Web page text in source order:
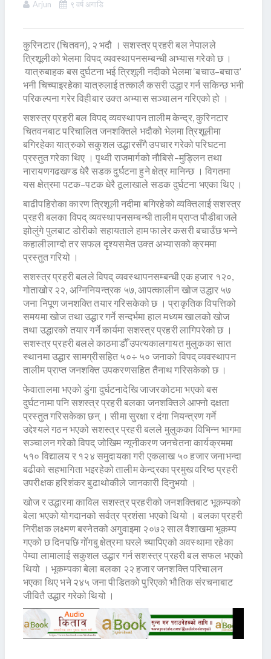
Arjun ९ वर्ष अगाडि
कुरिनटार (चितवन), २ भदौ । सशस्त्र प्रहरी बल नेपालले
त्रिशूलीको भेलमा विपद् व्यवस्थापनसम्बन्धी अभ्यास गरेको छ ।
यात्रुबाहक बस दुर्घटना भई त्रिशूली नदीको भेलमा ‘बचाउ–बचाउ’
भनी चिच्याइरहेका यात्रुलाई तत्कालै कसरी उद्धार गर्न सकिन्छ भनी
परिकल्पना गरेर विहीबार उक्त अभ्यास सञ्चालन गरिएको हो ।
सशस्त्र प्रहरी बल विपद् व्यवस्थापन तालीम केन्द्र, कुरिनटार
चितवनबाट परिचालित जनशक्तिले भदौको भेलमा त्रिशूलीमा
बगिरहेका यात्रुको सकुशल उद्धारसँगै उपचार गरेको परिघटना
प्रस्तुत गरेका थिए । पृथ्वी राजमार्गको नौबिसे–मुङ्लिन तथा
नारायणगढखण्ड धेरै सडक दुर्घटना हुने क्षेत्र मानिन्छ । विगतमा
यस क्षेत्रमा पटक–पटक धेरै ठूलाखाले सडक दुर्घटना भएका थिए ।
बाढीपहिरोका कारण त्रिशूली नदीमा बगिरहेको व्यक्तिलाई सशस्त्र
प्रहरी बलका विपद् व्यवस्थापनसम्बन्धी तालीम प्राप्त पौडीबाजले
झोलुंगे पुलबाट डोरीको सहायताले हाम फालेर कसरी बचाउँछ भन्ने
कहालीलाग्दो तर सफल दृश्यसमेत उक्त अभ्यासको क्रममा
प्रस्तुत गरियो ।
सशस्त्र प्रहरी बलले विपद् व्यवस्थापनसम्बन्धी एक हजार १२०,
गोताखोर २२, अग्निनियन्त्रक ५७, आपत्कालीन खोज उद्धार ५७
जना निपूण जनशक्ति तयार गरिसकेको छ । प्राकृतिक विपत्तिको
समयमा खोज तथा उद्धार गर्ने सन्दर्भमा हाल मध्यम खालको खोज
तथा उद्धारको तयार गर्ने कार्यमा सशस्त्र प्रहरी लागिपरेको छ ।
सशस्त्र प्रहरी बलले काठमाडौँ उपत्यकालगायत मुलुकका सात
स्थानमा उद्धार सामग्रीसहित ५०÷ ५० जनाको विपद् व्यवस्थापन
तालीम प्राप्त जनशक्ति उपकरणसहित तैनाथ गरिसकेको छ ।
फेवातालमा भएको डुंगा दुर्घटनादेखि जाजरकोटमा भएको बस
दुर्घटनामा पनि सशस्त्र प्रहरी बलका जनशक्तिले आफ्नो दक्षता
प्रस्तुत गरिसकेका छन् । सीमा सुरक्षा र दंगा नियन्त्रण गर्ने
उद्देश्यले गठन भएको सशस्त्र प्रहरी बलले मुलुकका विभिन्न भागमा
सञ्चालन गरेको विपद् जोखिम न्यूनीकरण जनचेतना कार्यक्रममा
५१० विद्यालय र १२४ समुदायका गरी एकलाख ५० हजार जनाभन्दा
बढीको सहभागिता भइरहेको तालीम केन्द्रका प्रमुख वरिष्ठ प्रहरी
उपरीक्षक हरिशंकर बुढाथोकीले जानकारी दिनुभयो ।
खोज र उद्धारमा काविल सशस्त्र प्रहरीको जनशक्तिबाट भूकम्पको
बेला भएको योगदानको सर्वत्र प्रशंसा भएको थियो । बलका प्रहरी
निरीक्षक लक्ष्मण बस्नेतको अगुवाइमा २०७२ साल वैशाखमा भूकम्प
गएको छ दिनपछि गोँगबु क्षेत्रमा घरले च्यापिएको अवस्थामा रहेका
पेम्वा लामालाई सकुशल उद्धार गर्न सशस्त्र प्रहरी बल सफल भएको
थियो । भूकम्पका बेला बलका २२ हजार जनशक्ति परिचालन
भएका थिए भने २४५ जना पीडितको पुरिएको भौतिक संरचनाबाट
जीवितै उद्धार गरेको थियो ।